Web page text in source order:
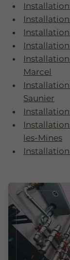
Marcel
Saunier
les-Mines